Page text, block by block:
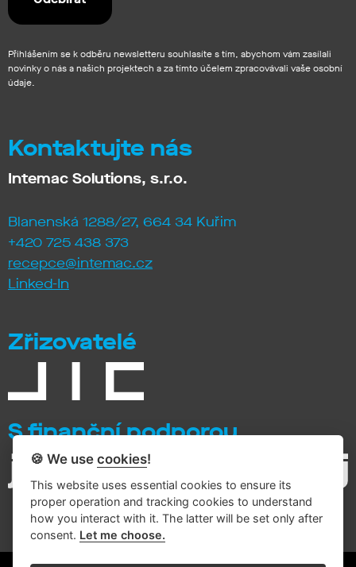
Přihlášením se k odběru newsletteru souhlasíte s tím, abychom vám zasílali
novinky o nás a našich projektech a za tímto účelem zpracovávali vaše osobní
údaje.
Kontaktujte nás
Intemac Solutions, s.r.o.
Blanenská 1288/27, 664 34 Kuřim
+420 725 438 373
recepce@intemac.cz
Linked-In
Zřizovatelé
S finanční podporou
🍪 We usecookies!
This website uses essential cookies to ensure its
proper operation and tracking cookies to understand
how you interact with it. The latter will be set only after
consent. Let me choose.